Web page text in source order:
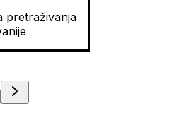
pretraživanja